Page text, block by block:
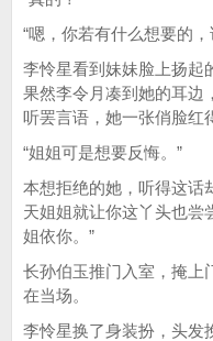
“嗯，你若有什么想要的
李怜星看到妹妹脸上扬起
果然李令月凑到她的耳边
听罢言语，她一张俏脸红
“姐姐可是想要反悔。”
本想拒绝的她，听得这话
天姐姐就让你这丫头也尝
姐依你。”
长孙伯玉推门入室，掩上
在当场。
李怜星换了身装扮，头发